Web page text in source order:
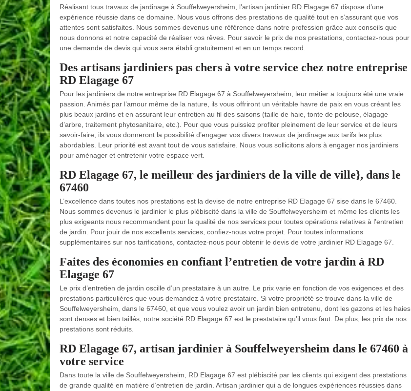
Réalisant tous travaux de jardinage à Souffelweyersheim, l’artisan jardinier RD Elagage 67 dispose d’une
expérience réussie dans ce domaine. Nous vous offrons des prestations de qualité tout en s’assurant que vos
attentes sont satisfaites. Nous sommes devenus une référence dans notre profession grâce aux conseils que
nous donnons et notre capacité de réaliser vos rêves. Pour savoir le prix de nos prestations, contactez-nous pour
une demande de devis qui vous sera établi gratuitement et en un temps record.
Des artisans jardiniers pas chers à votre service chez notre entreprise
RD Elagage 67
Pour les jardiniers de notre entreprise RD Elagage 67 à Souffelweyersheim, leur métier a toujours été une vraie
passion. Animés par l’amour même de la nature, ils vous offriront un véritable havre de paix en vous créant les
plus beaux jardins et en assurant leur entretien au fil des saisons (taille de haie, tonte de pelouse, élagage
d’arbre, traitement phytosanitaire, etc.). Pour que vous puissiez profiter pleinement de leur service et de leurs
savoir-faire, ils vous donneront la possibilité d’engager vos divers travaux de jardinage aux tarifs les plus
abordables. Leur priorité est avant tout de vous satisfaire. Nous vous sollicitons alors à engager nos jardiniers
pour aménager et entretenir votre espace vert.
RD Elagage 67, le meilleur des jardiniers de la ville de ville}, dans le
67460
L’excellence dans toutes nos prestations est la devise de notre entreprise RD Elagage 67 sise dans le 67460.
Nous sommes devenus le jardinier le plus plébiscité dans la ville de Souffelweyersheim et même les clients les
plus exigeants nous recommandent pour la qualité de nos services pour toutes opérations relatives à l’entretien
de jardin. Pour jouir de nos excellents services, confiez-nous votre projet. Pour toutes informations
supplémentaires sur nos tarifications, contactez-nous pour obtenir le devis de votre jardinier RD Elagage 67.
Faites des économies en confiant l’entretien de votre jardin à RD
Elagage 67
Le prix d’entretien de jardin oscille d’un prestataire à un autre. Le prix varie en fonction de vos exigences et des
prestations particulières que vous demandez à votre prestataire. Si votre propriété se trouve dans la ville de
Souffelweyersheim, dans le 67460, et que vous voulez avoir un jardin bien entretenu, dont les gazons et les haies
sont denses et bien taillés, notre société RD Elagage 67 est le prestataire qu’il vous faut. De plus, les prix de nos
prestations sont réduits.
RD Elagage 67, artisan jardinier à Souffelweyersheim dans le 67460 à
votre service
Dans toute la ville de Souffelweyersheim, RD Elagage 67 est plébiscité par les clients qui exigent des prestations
de grande qualité en matière d’entretien de jardin. Artisan jardinier qui a de longues expériences réussies dans